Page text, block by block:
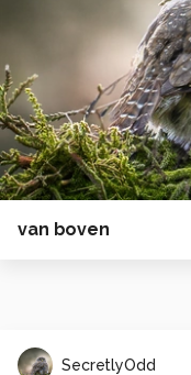
van boven
SecretlyOdd